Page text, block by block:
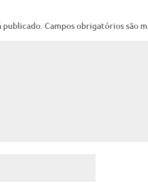
publicado. Campos obrigatórios são